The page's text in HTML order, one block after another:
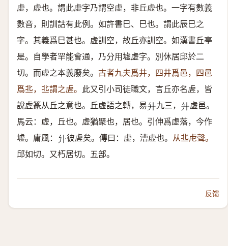
虚，虚也。謂此虚字乃謂空虚，非丘虚也。一字有數義
數音，則訓詁有此例。如許書巳、巳也。謂此辰巳之
字。其義爲巳甚也。虚訓空，故丘亦訓空。如漢書丘亭
是。自學者䍐能會通，乃分用墟虚字。別休居邱於二
切。而虚之本義廢矣。 古者九夫爲井，四井爲邑，四邑
爲丠，丠謂之虗。 此又引小司徒職文，言丘亦名虗，皆
說虗篆从丘之意也。丘虚語之轉，易𦫵 九三， 𦫵 虚邑。
馬云：虚，丘也。虚猶聚也，居也。引伸爲虚落，今作
墟。庸風： 𦫵 彼虗矣。傳曰：虚，漕虚也。 从丠虍聲。
邱如切。又朽居切。五部。
反馈